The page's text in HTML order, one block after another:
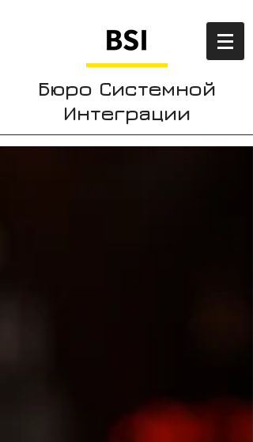
Бюро Системной
Интеграции